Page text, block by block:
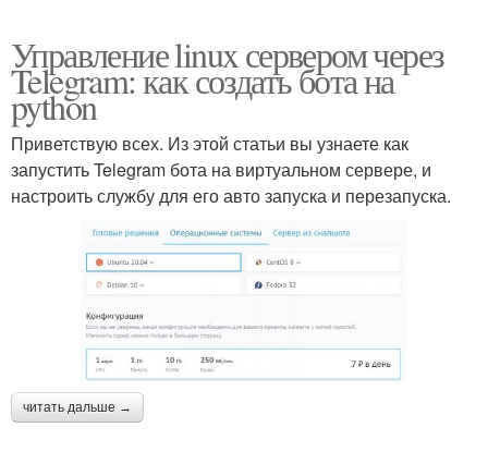
Управление linux сервером через
Telegram: как создать бота на
python
Приветствую всех. Из этой статьи вы узнаете как
запустить Telegram бота на виртуальном сервере, и
настроить службу для его авто запуска и перезапуска.
читать дальше →